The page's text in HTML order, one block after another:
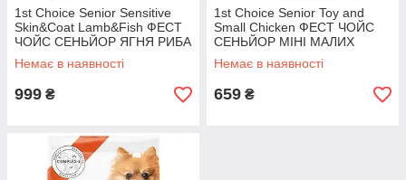
1st Choice Senior Sensitive
Skin&Coat Lamb&Fish ФЕСТ
ЧОЙС СЕНЬЙОР ЯГНЯ РИБА
сухий суперпреміум корм
для літніх або малоактивних
Немає в наявності
999 ₴
1st Choice Senior Toy and
Small Сhicken ФЕСТ ЧОЙС
СЕНЬЙОР МІНІ МАЛИХ
КУРКА сухий суперпреміум
корм для літніх або
Немає в наявності
659 ₴